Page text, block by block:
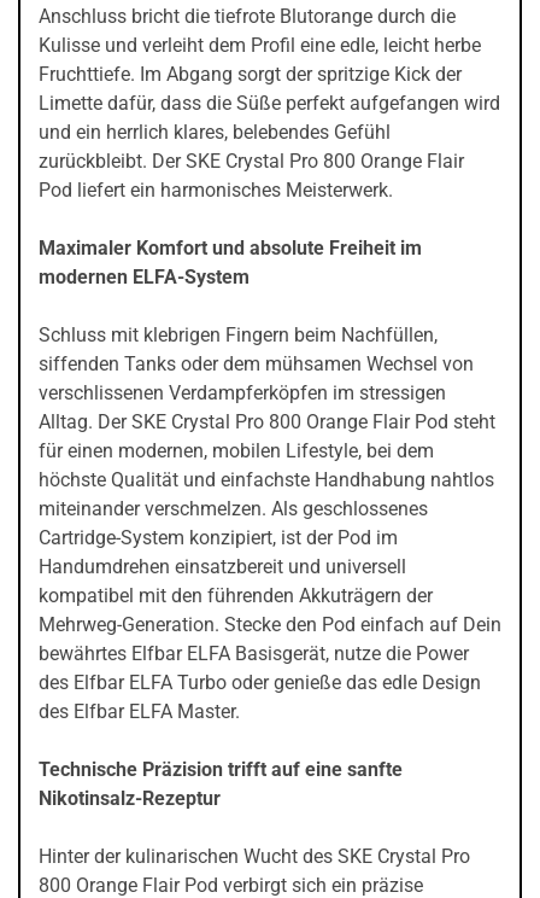
Anschluss bricht die tiefrote Blutorange durch die
Kulisse und verleiht dem Profil eine edle, leicht herbe
Fruchttiefe. Im Abgang sorgt der spritzige Kick der
Limette dafür, dass die Süße perfekt aufgefangen wird
und ein herrlich klares, belebendes Gefühl
zurückbleibt. Der SKE Crystal Pro 800 Orange Flair
Pod liefert ein harmonisches Meisterwerk.
Maximaler Komfort und absolute Freiheit im
modernen ELFA-System
Schluss mit klebrigen Fingern beim Nachfüllen,
siffenden Tanks oder dem mühsamen Wechsel von
verschlissenen Verdampferköpfen im stressigen
Alltag. Der SKE Crystal Pro 800 Orange Flair Pod steht
für einen modernen, mobilen Lifestyle, bei dem
höchste Qualität und einfachste Handhabung nahtlos
miteinander verschmelzen. Als geschlossenes
Cartridge-System konzipiert, ist der Pod im
Handumdrehen einsatzbereit und universell
kompatibel mit den führenden Akkuträgern der
Mehrweg-Generation. Stecke den Pod einfach auf Dein
bewährtes Elfbar ELFA Basisgerät, nutze die Power
des Elfbar ELFA Turbo oder genieße das edle Design
des Elfbar ELFA Master.
Technische Präzision trifft auf eine sanfte
Nikotinsalz-Rezeptur
Hinter der kulinarischen Wucht des SKE Crystal Pro
800 Orange Flair Pod verbirgt sich ein präzise